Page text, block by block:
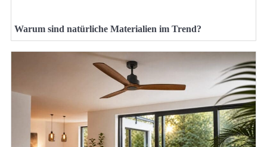
Warum sind natürliche Materialien im Trend?